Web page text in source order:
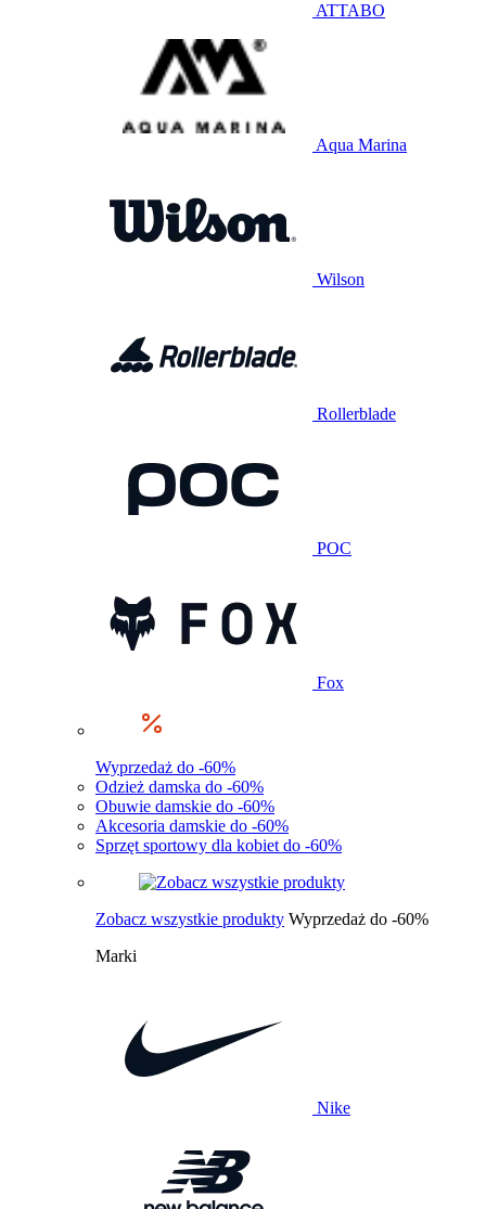
ATTABO
Aqua Marina
Wilson
Rollerblade
POC
Fox
Wyprzedaż do -60%
Odzież damska do -60%
Obuwie damskie do -60%
Akcesoria damskie do -60%
Sprzęt sportowy dla kobiet do -60%
Zobacz wszystkie produkty Wyprzedaż do -60%
Marki
Nike